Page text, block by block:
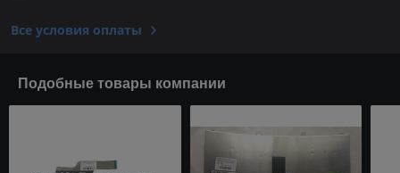
Все условия оплаты
Подобные товары компании